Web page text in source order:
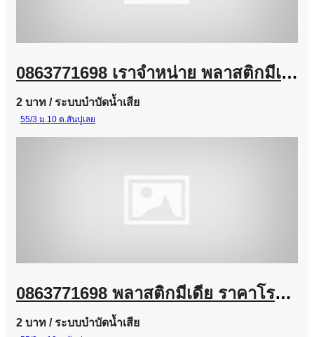
0863771698 เราจำหน่าย พลาสติกมีเดีย (Plastic Media) และ Bio Media
2 บาท / ระบบบำบัดน้ำเสีย
55/3 ม.10 ต.สันปูเลย
0863771698 พลาสติกมีเดีย ราคาโรงงาน | จำหน่าย Plastic Media สำหรับระบบบำบัดน้ำเสีย
2 บาท / ระบบบำบัดน้ำเสีย